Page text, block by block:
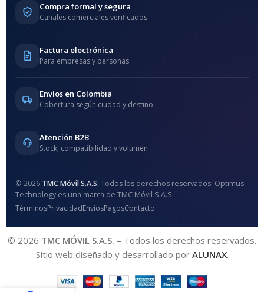
Compra formal y segura
Canales comerciales verificados
Factura electrónica
Para empresas y personas
Envíos en Colombia
Cobertura según ciudad y destino
Atención B2B
Stock, compatibilidad y volumen
© 2026 TMC Móvil S.A.S. Todos los derechos reservados. Optimus
Technology es una marca de TMC Móvil S.A.S.
TérminosPrivacidadEnvíosPagosContacto
© 2026 TMC MÓVIL S.A.S. – Todos los derechos reservados.
Sitio web diseñado y desarrollado por ALUNAX.